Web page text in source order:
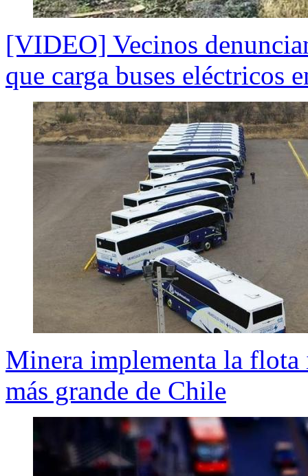
[VIDEO] Vecinos
que carga buses eléctricos
Minera implementa la flota
más grande de Chile